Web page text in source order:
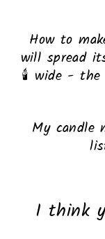
How to
will spread
wide - the
My candle
I think